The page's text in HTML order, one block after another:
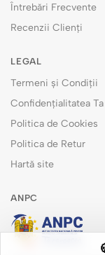
Întrebări Frecvente
Recenzii Clienți
LEGAL
Termeni și Condiții
Confidențialitatea Ta
Politica de Cookies
Politica de Retur
Hartă site
ANPC